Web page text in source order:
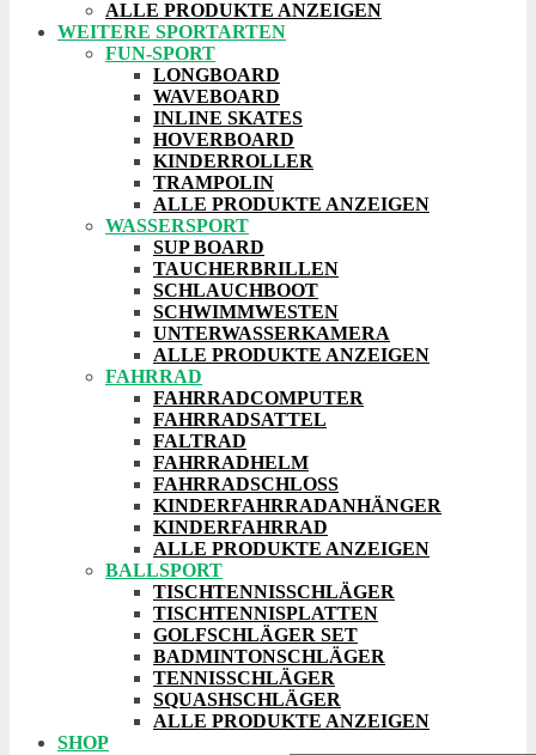
ALLE PRODUKTE ANZEIGEN
WEITERE SPORTARTEN
FUN-SPORT
LONGBOARD
WAVEBOARD
INLINE SKATES
HOVERBOARD
KINDERROLLER
TRAMPOLIN
ALLE PRODUKTE ANZEIGEN
WASSERSPORT
SUP BOARD
TAUCHERBRILLEN
SCHLAUCHBOOT
SCHWIMMWESTEN
UNTERWASSERKAMERA
ALLE PRODUKTE ANZEIGEN
FAHRRAD
FAHRRADCOMPUTER
FAHRRADSATTEL
FALTRAD
FAHRRADHELM
FAHRRADSCHLOSS
KINDERFAHRRADANHÄNGER
KINDERFAHRRAD
ALLE PRODUKTE ANZEIGEN
BALLSPORT
TISCHTENNISSCHLÄGER
TISCHTENNISPLATTEN
GOLFSCHLÄGER SET
BADMINTONSCHLÄGER
TENNISSCHLÄGER
SQUASHSCHLÄGER
ALLE PRODUKTE ANZEIGEN
SHOP